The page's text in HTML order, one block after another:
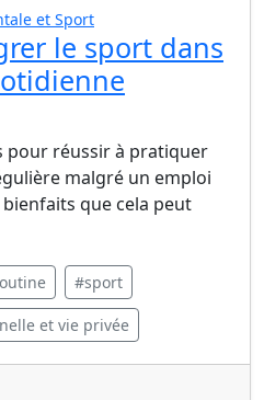
et Sport
le sport dans
pour réussir à pratiquer
malgré un emploi
que cela peut
#sport
et vie privée